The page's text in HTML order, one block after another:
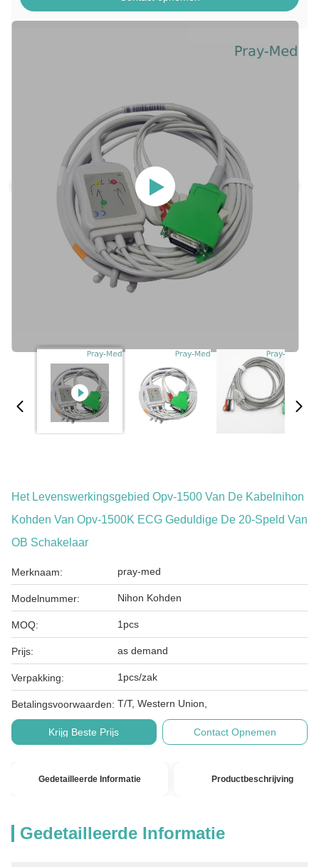
Het Levenswerkingsgebied Opv-1500 Van De Kabelnihon
Kohden Van Opv-1500K ECG Geduldige De 20-Speld Van
OB Schakelaar
Merknaam: pray-med
Modelnummer: Nihon Kohden
MOQ: 1pcs
Prijs: as demand
Verpakking: 1pcs/zak
Betalingsvoorwaarden: T/T, Western Union,
Krijg Beste Prijs Contact Opnemen
Gedetailleerde Informatie Productbeschrijving
Gedetailleerde Informatie